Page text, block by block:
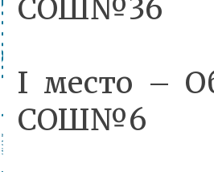
СОШ№36
I место –
СОШ№6